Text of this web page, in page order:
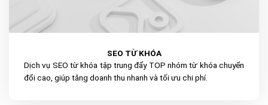
SEO TỪ KHÓA
Dịch vụ SEO từ khóa tập trung đẩy TOP nhóm từ khóa chuyển
đổi cao, giúp tăng doanh thu nhanh và tối ưu chi phí.